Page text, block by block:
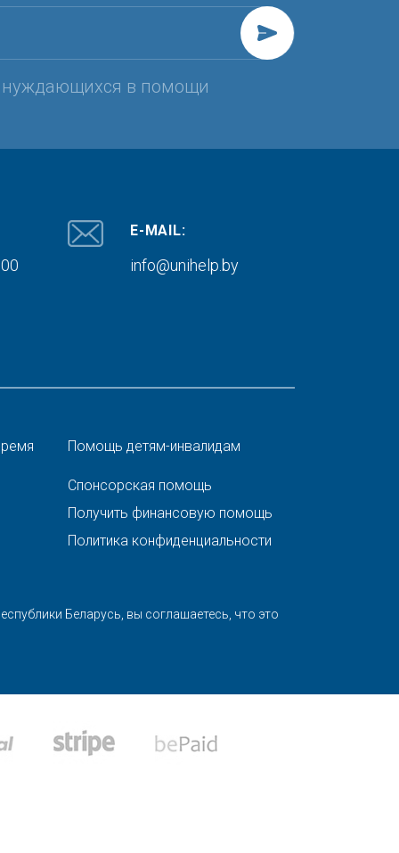
нуждающихся в помощи
E-MAIL:
info@unihelp.by
Помощь детям-инвалидам
Спонсорская помощь
Получить финансовую помощь
Политика конфиденциальности
Беларусь, вы соглашаетесь, что это